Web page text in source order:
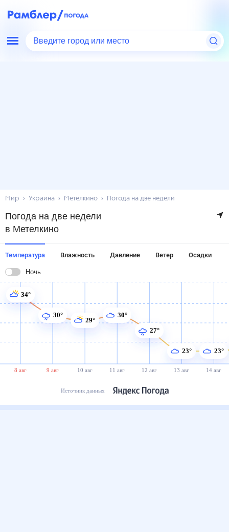
Введите город или место
Мир Украина Метелкино Погода на две недели
Погода на две недели
в Метелкино
Температура Влажность Давление Ветер Осадки
Ночь
8 авг 9 авг 10 авг 11 авг 12 авг 13 авг 14 авг
34°
30°
29°
30°
27°
23° 23°
Источник данных